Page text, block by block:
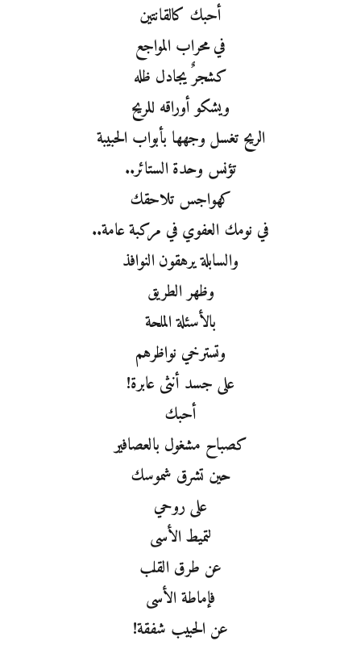
أحبك كالقانتين
في محراب المواجع
كشجرٌ يجادل ظله
ويشكو أوراقه للريح
الريح تغسل وجهها بأبواب الحبيبة
تؤنس وحدة الستائر..
كهواجس تلاحقك
في نومك العفوي في مركبة عامة..
والسابلة يرهقون النوافذ
وظهر الطريق
بالأسئلة الملحة
وتسترخي نواظرهم
على جسد أنثى عابرة!
أحبك
كصباح مشغول بالعصافير
حين تشرق شموسك
على روحي
لتميط الأسى
عن طرق القلب
فإماطة الأسى
عن الحبيب شفقة!